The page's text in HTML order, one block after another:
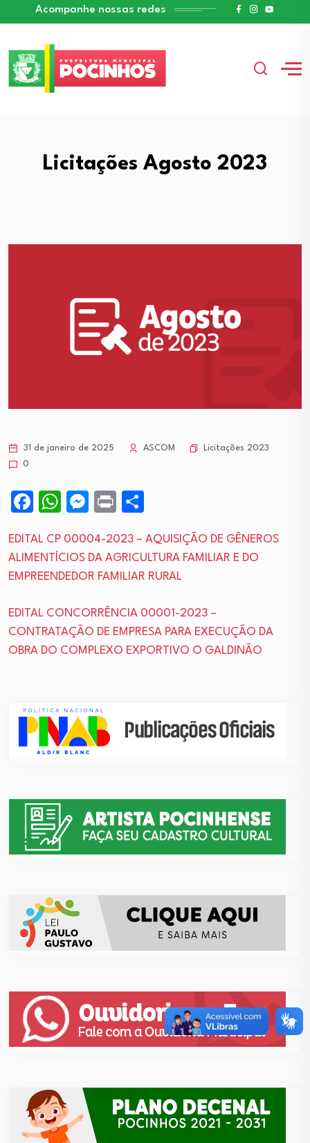
Acompanhe nossas redes
Licitações Agosto 2023
31 de janeiro de 2025 ASCOM
Licitações 2023
0
Facebook
WhatsApp
Messenger
Print
EDITAL CP 00004-2023 – AQUISIÇÃO DE GÊNEROS
ALIMENTÍCIOS DA AGRICULTURA FAMILIAR E DO
EMPREENDEDOR FAMILIAR RURAL
EDITAL CONCORRÊNCIA 00001-2023 –
CONTRATAÇÃO DE EMPRESA PARA EXECUÇÃO DA
OBRA DO COMPLEXO EXPORTIVO O GALDINÃO